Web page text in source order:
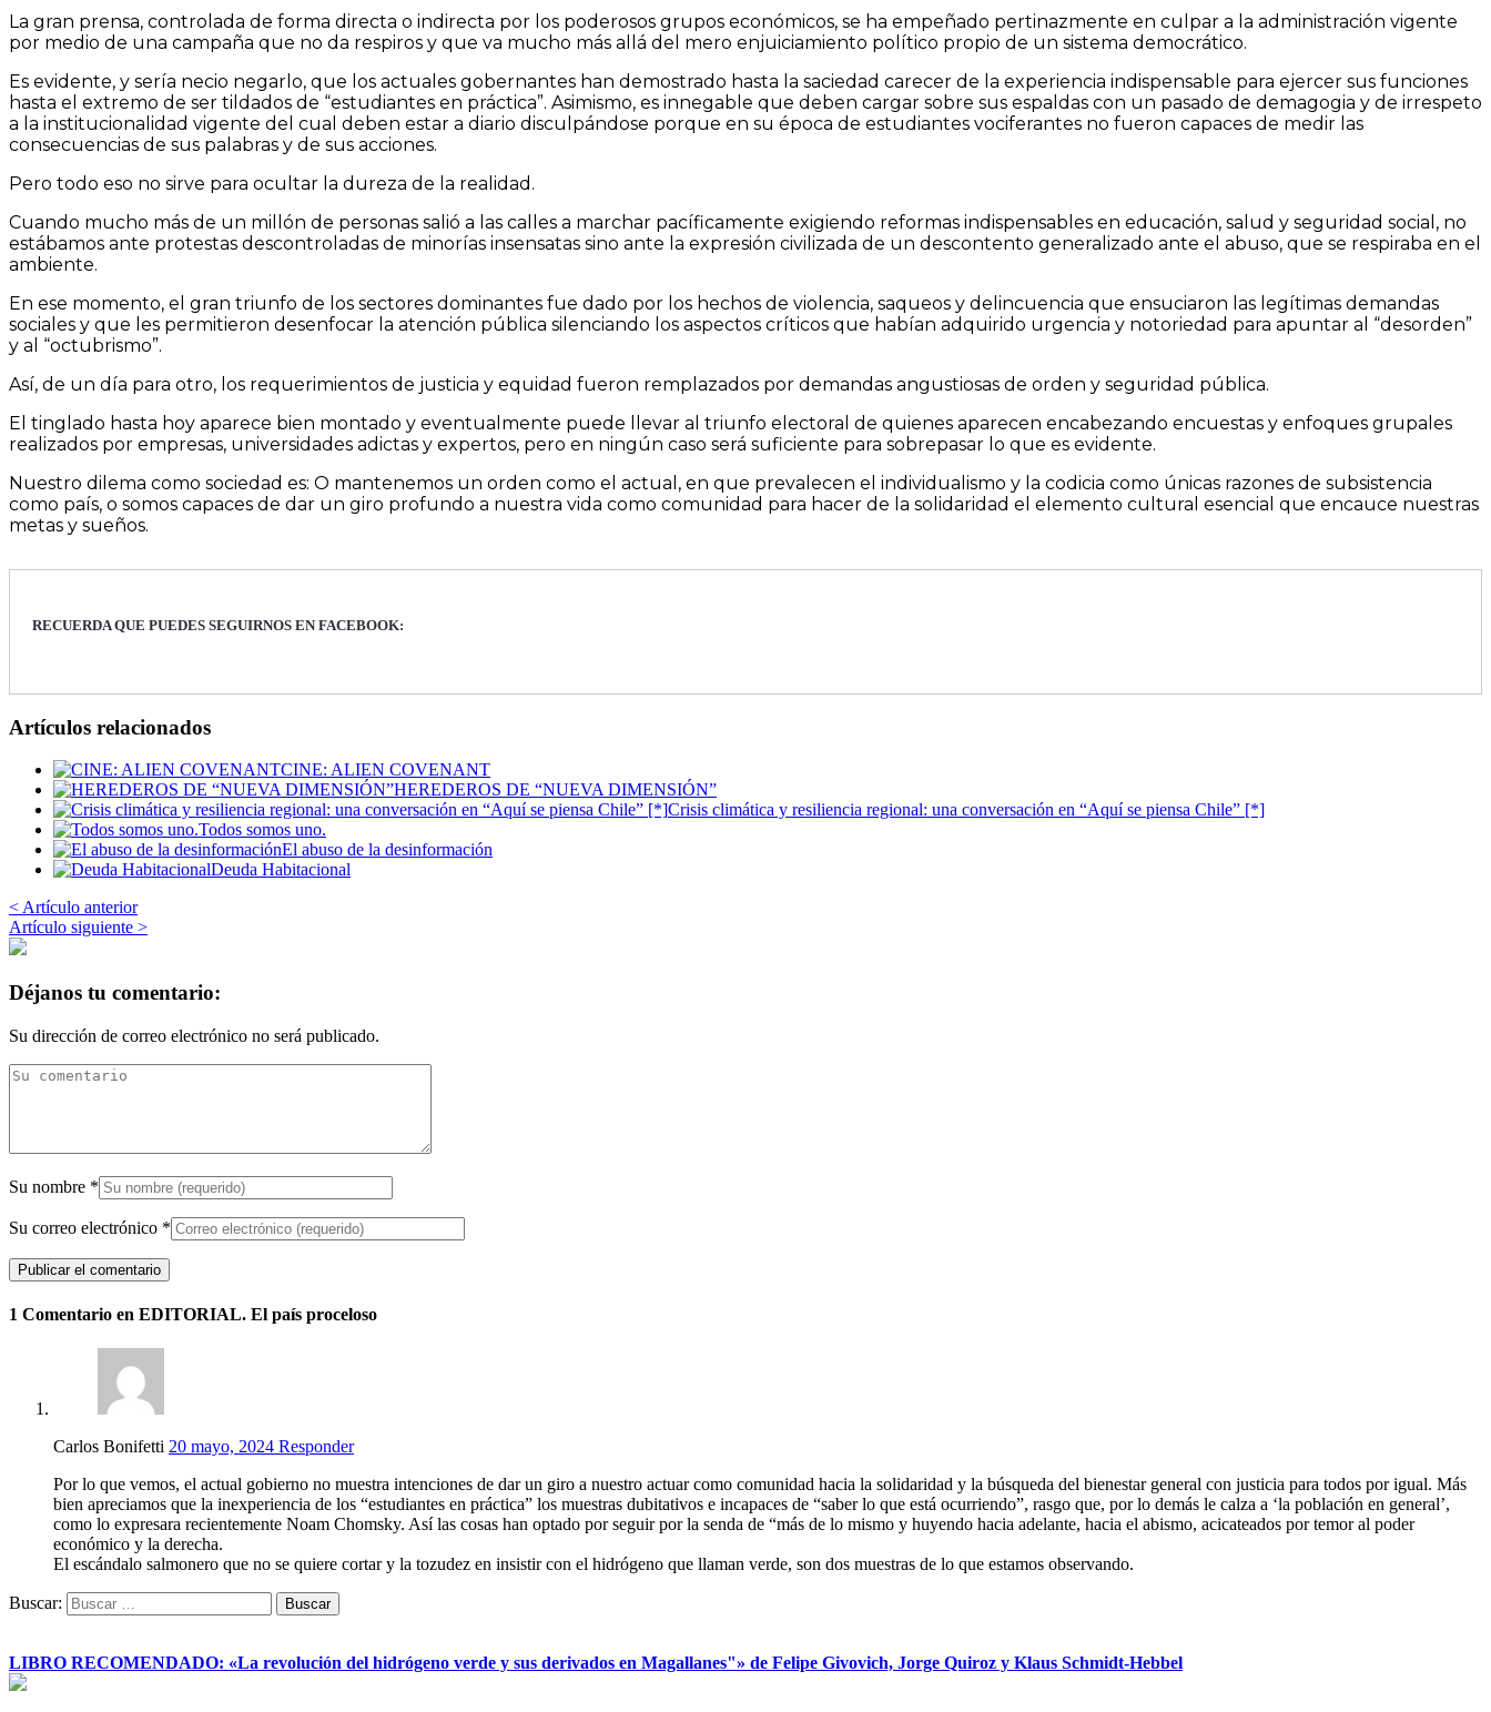
La gran prensa, controlada de forma directa o indirecta por los poderosos grupos económicos, se ha empeñado pertinazmente en culpar a la administración vigente
por medio de una campaña que no da respiros y que va mucho más allá del mero enjuiciamiento político propio de un sistema democrático.
Es evidente, y sería necio negarlo, que los actuales gobernantes han demostrado hasta la saciedad carecer de la experiencia indispensable para ejercer sus funciones
hasta el extremo de ser tildados de “estudiantes en práctica”. Asimismo, es innegable que deben cargar sobre sus espaldas con un pasado de demagogia y de irrespeto
a la institucionalidad vigente del cual deben estar a diario disculpándose porque en su época de estudiantes vociferantes no fueron capaces de medir las
consecuencias de sus palabras y de sus acciones.
Pero todo eso no sirve para ocultar la dureza de la realidad.
Cuando mucho más de un millón de personas salió a las calles a marchar pacíficamente exigiendo reformas indispensables en educación, salud y seguridad social, no
estábamos ante protestas descontroladas de minorías insensatas sino ante la expresión civilizada de un descontento generalizado ante el abuso, que se respiraba en el
ambiente.
En ese momento, el gran triunfo de los sectores dominantes fue dado por los hechos de violencia, saqueos y delincuencia que ensuciaron las legítimas demandas
sociales y que les permitieron desenfocar la atención pública silenciando los aspectos críticos que habían adquirido urgencia y notoriedad para apuntar al “desorden”
y al “octubrismo”.
Así, de un día para otro, los requerimientos de justicia y equidad fueron remplazados por demandas angustiosas de orden y seguridad pública.
El tinglado hasta hoy aparece bien montado y eventualmente puede llevar al triunfo electoral de quienes aparecen encabezando encuestas y enfoques grupales
realizados por empresas, universidades adictas y expertos, pero en ningún caso será suficiente para sobrepasar lo que es evidente.
Nuestro dilema como sociedad es: O mantenemos un orden como el actual, en que prevalecen el individualismo y la codicia como únicas razones de subsistencia
como país, o somos capaces de dar un giro profundo a nuestra vida como comunidad para hacer de la solidaridad el elemento cultural esencial que encauce nuestras
metas y sueños.
RECUERDA QUE PUEDES SEGUIRNOS EN FACEBOOK:
Artículos relacionados
CINE: ALIEN COVENANT
HEREDEROS DE “NUEVA DIMENSIÓN”
Crisis climática y resiliencia regional: una conversación en “Aquí se piensa Chile” [*]
Todos somos uno.
El abuso de la desinformación
Deuda Habitacional
< Artículo anterior
Artículo siguiente >
Déjanos tu comentario:
Su dirección de correo electrónico no será publicado.
Su nombre *
Su correo electrónico *
1 Comentario en EDITORIAL. El país proceloso
Carlos Bonifetti 20 mayo, 2024 Responder
Por lo que vemos, el actual gobierno no muestra intenciones de dar un giro a nuestro actuar como comunidad hacia la solidaridad y la búsqueda del bienestar general con justicia para todos por igual. Más
bien apreciamos que la inexperiencia de los “estudiantes en práctica” los muestras dubitativos e incapaces de “saber lo que está ocurriendo”, rasgo que, por lo demás le calza a ‘la población en general’,
como lo expresara recientemente Noam Chomsky. Así las cosas han optado por seguir por la senda de “más de lo mismo y huyendo hacia adelante, hacia el abismo, acicateados por temor al poder
económico y la derecha.
El escándalo salmonero que no se quiere cortar y la tozudez en insistir con el hidrógeno que llaman verde, son dos muestras de lo que estamos observando.
Buscar:
LIBRO RECOMENDADO: «La revolución del hidrógeno verde y sus derivados en Magallanes"» de Felipe Givovich, Jorge Quiroz y Klaus Schmidt-Hebbel